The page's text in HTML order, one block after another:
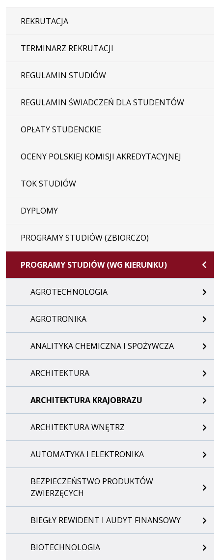
REKRUTACJA
TERMINARZ REKRUTACJI
REGULAMIN STUDIÓW
REGULAMIN ŚWIADCZEŃ DLA STUDENTÓW
OPŁATY STUDENCKIE
OCENY POLSKIEJ KOMISJI AKREDYTACYJNEJ
TOK STUDIÓW
DYPLOMY
PROGRAMY STUDIÓW (ZBIORCZO)
PROGRAMY STUDIÓW (WG KIERUNKU)
AGROTECHNOLOGIA
AGROTRONIKA
ANALITYKA CHEMICZNA I SPOŻYWCZA
ARCHITEKTURA
ARCHITEKTURA KRAJOBRAZU
ARCHITEKTURA WNĘTRZ
AUTOMATYKA I ELEKTRONIKA
BEZPIECZEŃSTWO PRODUKTÓW
ZWIERZĘCYCH
BIEGŁY REWIDENT I AUDYT FINANSOWY
BIOTECHNOLOGIA